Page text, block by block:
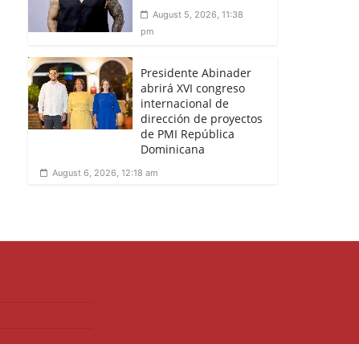
August 5, 2026, 11:38
pm
Presidente Abinader
abrirá XVI congreso
internacional de
dirección de proyectos
de PMI República
Dominicana
August 6, 2026, 12:18 am